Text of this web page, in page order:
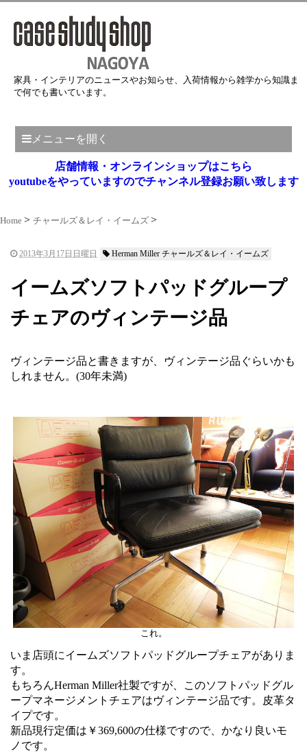
家具・インテリアのニュースやお知らせ、入荷情報から雑学から知識ま
で何でも書いています。
メニューを開く
店舗情報・オンラインショップはこちら
youtubeをやっていますのでチャンネル登録お願い致します
Home チャールズ＆レイ・イームズ
2013年3月17日日曜日 Herman Miller チャールズ＆レイ・イームズ
イームズソフトパッドグループ
チェアのヴィンテージ品
ヴィンテージ品と書きますが、ヴィンテージ品ぐらいかも
しれません。(30年未満)
これ。
いま店頭にイームズソフトパッドグループチェアがありま
す。
もちろんHerman Miller社製ですが、このソフトパッドグル
ープマネージメントチェアはヴィンテージ品です。皮革タ
イプです。
新品現行定価は￥369,600の仕様ですので、かなり良いモ
ノです。